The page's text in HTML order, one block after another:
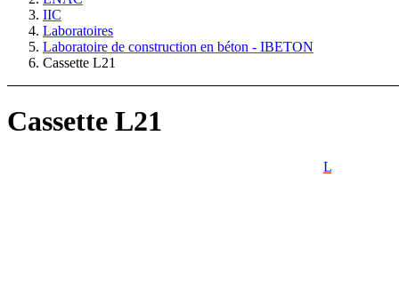
IIC
Laboratoires
Laboratoire de construction en béton - IBETON
Cassette L21
Cassette L21
L